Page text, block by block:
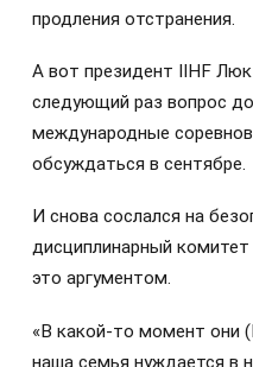
продления отстранения.
А вот президент IIHF
следующий раз вопрос
международные
обсуждаться в сентябре.
И снова сослался на
дисциплинарный
это аргументом.
«В какой-то момент они
наша семья нуждается в